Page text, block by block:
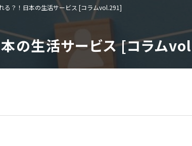
る？！日本の生活サービス [コラムvol.291]
本の生活サービス [コラム